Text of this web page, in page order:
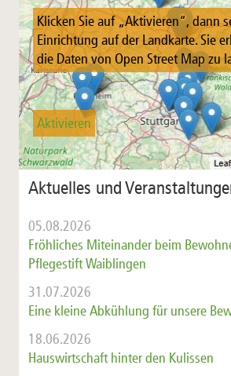
Klicken Sie auf „Aktivieren“, dann
Einrichtung auf der Landkarte. Sie
die Daten von Open Street Map zu
Aktivieren
Aktuelles und
05.08.2026
Fröhliches Miteinander beim
Pflegestift Waiblingen
31.07.2026
Eine kleine Abkühlung für unsere
18.06.2026
Hauswirtschaft hinter den Kulissen